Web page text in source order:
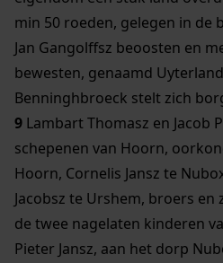
min 50 roeden, gelegen in de
Jan Gangolffsz beoosten en
bewesten, genaamd
Benninghbroeck stelt zich
9 Lambart Thomasz en Jacob
schepenen van Hoorn,
Hoorn, Cornelis Jansz te
Jacobsz te Urshem, broers en
de twee nagelaten kinderen
Pieter Jansz, aan het dorp